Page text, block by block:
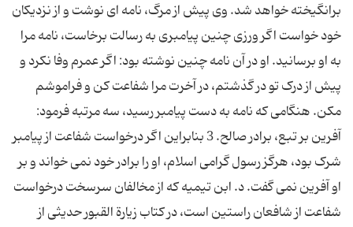
برانگیخته خواهد شد. وی پیش از مرگ، نامه ای نوشت و از نزدیکان
خود خواست اگر ورزی چنین پیامبری به رسالت برخاست، نامه مرا
به او برسانید. او در آن نامه چنین نوشته بود: اگر عمرم وفا نکرد و
پیش از درک تو در گذشتم، در آخرت مرا شفاعت کن و فراموشم
مکن. هنگامی که نامه به دست پیامبر رسید، سه مرتبه فرمود:
آفرین بر تبع، برادر صالح. 3 بنابراین اگر درخواست شفاعت از پیامبر
شرک بود، هرگز رسول گرامی اسلام، او را برادر خود نمی خواند و بر
او آفرین نمی گفت. د. ابن تیمیه که از مخالفان سرسخت درخواست
شفاعت از شافعان راستین است، در کتاب زیارة القبور حدیثی از